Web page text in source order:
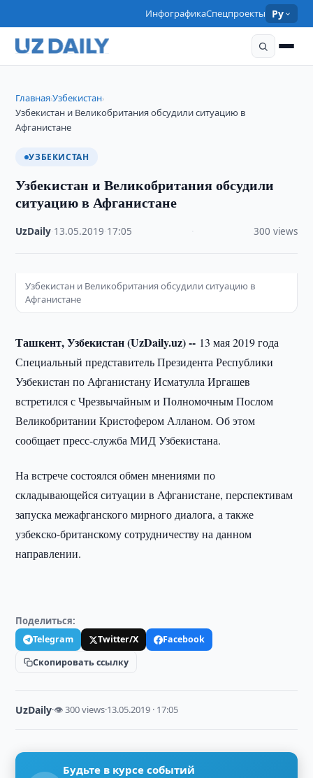
ИнфографикаСпецпроекты Ру
Главная›Узбекистан›
Узбекистан и Великобритания обсудили ситуацию в
Афганистане
УЗБЕКИСТАН
Узбекистан и Великобритания обсудили
ситуацию в Афганистане
UzDaily 13.05.2019 17:05 300 views
Узбекистан и Великобритания обсудили ситуацию в
Афганистане
Ташкент, Узбекистан (UzDaily.uz) -- 13 мая 2019 года
Специальный представитель Президента Республики
Узбекистан по Афганистану Исматулла Иргашев
встретился с Чрезвычайным и Полномочным Послом
Великобритании Кристофером Алланом. Об этом
сообщает пресс-служба МИД Узбекистана.
На встрече состоялся обмен мнениями по
складывающейся ситуации в Афганистане, перспективам
запуска межафганского мирного диалога, а также
узбекско-британскому сотрудничеству на данном
направлении.
Поделиться:
Telegram Twitter/X
Facebook
Скопировать ссылку
UzDaily·👁 300 views·13.05.2019 · 17:05
Будьте в курсе событий